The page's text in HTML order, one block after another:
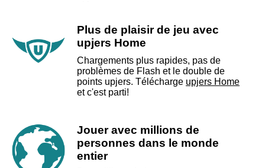
Plus de plaisir de jeu avec
upjers Home
Chargements plus rapides, pas de
problèmes de Flash et le double de
points upjers. Télécharge upjers Home
et c'est parti!
Jouer avec millions de
personnes dans le monde
entier